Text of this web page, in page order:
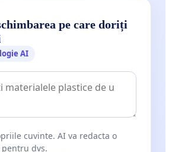
pe care doriți
AI
cuvinte. AI va redacta o
dvs.